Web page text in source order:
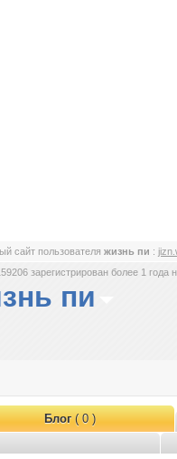
сайт пользователя жизнь пи :
зарегистрирован более 1 года
пи
Блог( 0 )